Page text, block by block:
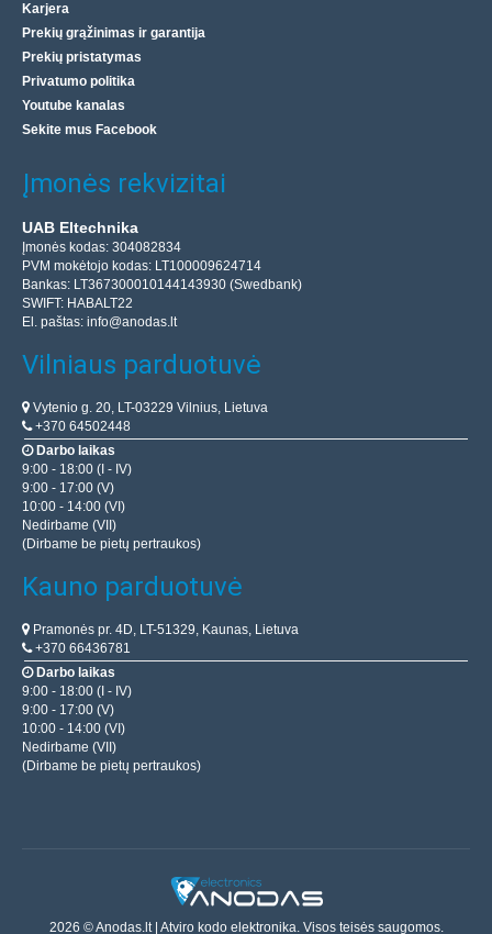
Karjera
Prekių grąžinimas ir garantija
Prekių pristatymas
Privatumo politika
Youtube kanalas
Sekite mus Facebook
Įmonės rekvizitai
UAB Eltechnika
Įmonės kodas: 304082834
PVM mokėtojo kodas: LT100009624714
Bankas: LT367300010144143930 (Swedbank)
SWIFT: HABALT22
El. paštas: info@anodas.lt
Vilniaus parduotuvė
Vytenio g. 20, LT-03229 Vilnius, Lietuva
+370 64502448
Darbo laikas
9:00 - 18:00 (I - IV)
9:00 - 17:00 (V)
10:00 - 14:00 (VI)
Nedirbame (VII)
(Dirbame be pietų pertraukos)
Kauno parduotuvė
Pramonės pr. 4D, LT-51329, Kaunas, Lietuva
+370 66436781
Darbo laikas
9:00 - 18:00 (I - IV)
9:00 - 17:00 (V)
10:00 - 14:00 (VI)
Nedirbame (VII)
(Dirbame be pietų pertraukos)
2026 © Anodas.lt | Atviro kodo elektronika. Visos teisės saugomos.